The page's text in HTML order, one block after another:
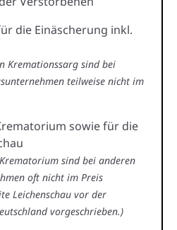
die Einäscherung inkl.
Kremationssarg sind bei
teilweise nicht im
sowie für die
sind bei anderen
oft nicht im Preis
Leichenschau vor der
vorgeschrieben.)